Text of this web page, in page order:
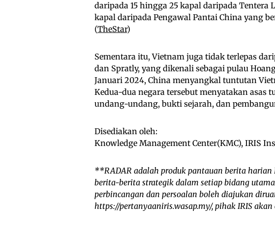
daripada 15 hingga 25 kapal daripada Tentera
kapal daripada Pengawal Pantai China yang
(TheStar)
Sementara itu, Vietnam juga tidak terlepas
dan Spratly, yang dikenali sebagai pulau
Januari 2024, China menyangkal tuntutan
Kedua-dua negara tersebut menyatakan asas
undang-undang, bukti sejarah, dan
Disediakan oleh:
Knowledge Management Center(KMC), IRIS
**RADAR adalah produk pantauan berita harian
berita-berita strategik dalam setiap bidang
perbincangan dan persoalan boleh diajukan
https://pertanyaaniris.wasap.my/, pihak IRIS akan